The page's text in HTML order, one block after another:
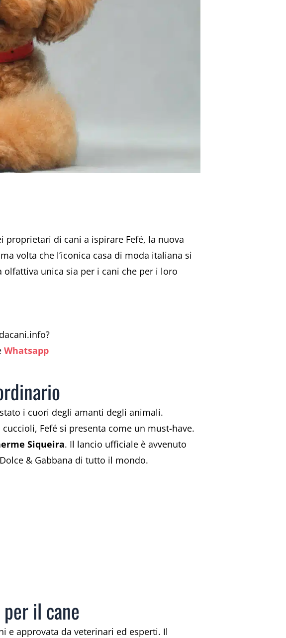
proprietari di cani a ispirare Fefé, la nuova
volta che l’iconica casa di moda italiana si
unica sia per i cani che per i loro
Whatsapp
i cuori degli amanti degli animali.
Fefé si presenta come un must-have.
Siqueira. Il lancio ufficiale è avvenuto
& Gabbana di tutto il mondo.
il cane
e approvata da veterinari ed esperti. Il